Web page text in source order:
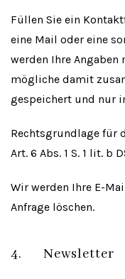
Füllen Sie ein
eine Mail oder eine
werden Ihre
mögliche damit
gespeichert und nur
Rechtsgrundlage für
Art. 6 Abs. 1 S. 1 lit. b
Wir werden Ihre E-
Anfrage löschen.
4. Newsletter